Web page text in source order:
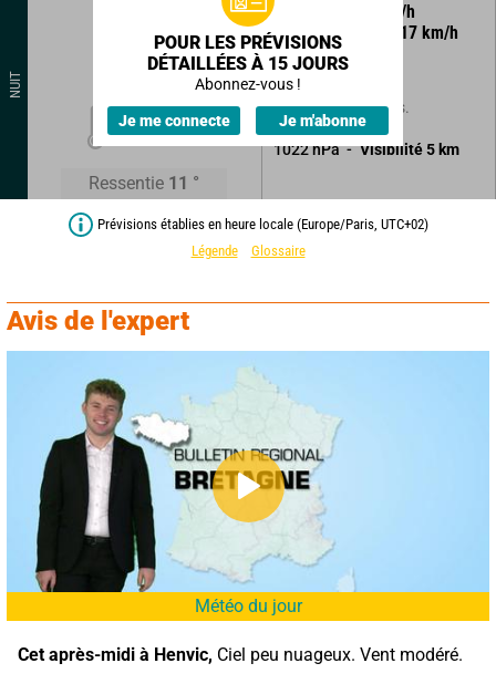
NUIT
12°
Ressentie 11 °
km/h
Rafales à
17 km/h
Ciel voilé.
Sans précipitations.
1022hPa Visibilité 5 km
POUR LES PRÉVISIONS
DÉTAILLÉES À 15 JOURS
Abonnez-vous !
Je me connecte Je m'abonne
Prévisions établies en heure locale (Europe/Paris, UTC+02)
Légende
Glossaire
Avis de l'expert
Météo du jour
Cet après-midi à Henvic, Ciel peu nuageux. Vent modéré.